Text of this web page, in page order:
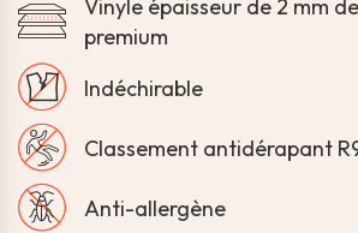
Vinyle épaisseur de 2 mm
premium
Indéchirable
Classement antidérapant
Anti-allergène